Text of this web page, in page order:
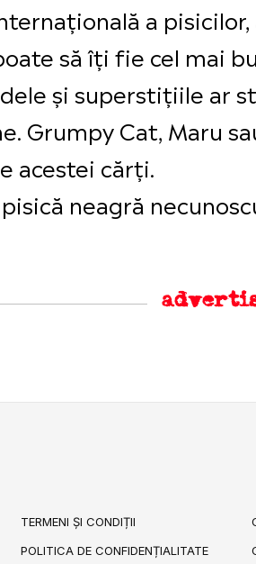
a
să îți fie cel mai
și superstițiile ar
Grumpy Cat, Maru
acestei cărți.
neagră
TERMENI ȘI CONDIȚII
POLITICA DE CONFIDENȚIALITATE